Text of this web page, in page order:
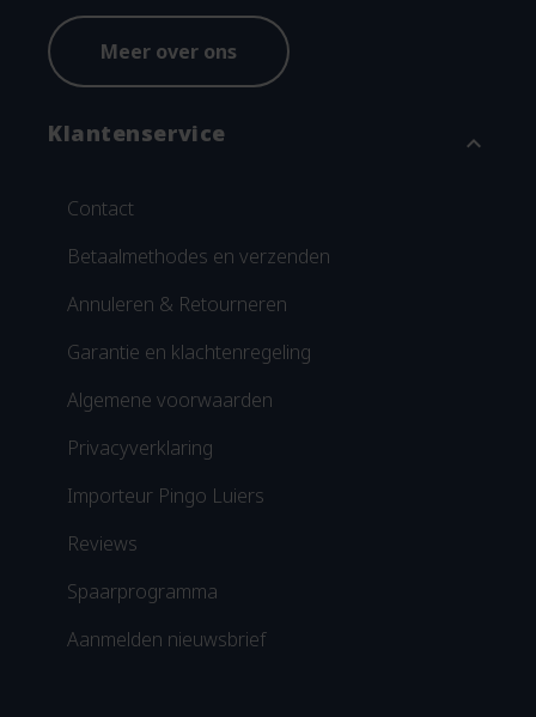
Meer over ons
Klantenservice expand_more
Contact
Betaalmethodes en verzenden
Annuleren & Retourneren
Garantie en klachtenregeling
Algemene voorwaarden
Privacyverklaring
Importeur Pingo Luiers
Reviews
Spaarprogramma
Aanmelden nieuwsbrief